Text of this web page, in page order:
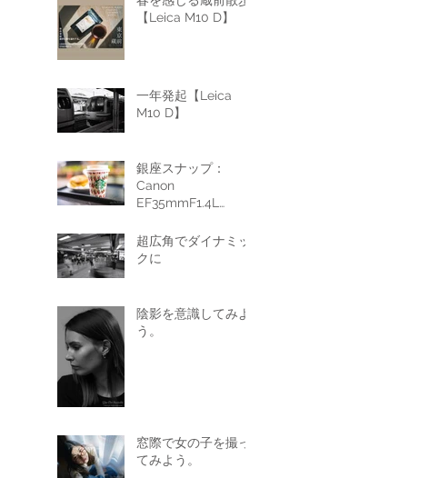
【Leica M10 D】
一年発起【Leica
M10 D】
銀座スナップ：
Canon
EF35mmF1.4L
超広角でダイナミッ
クに
陰影を意識してみよ
う。
窓際で女の子を撮っ
てみよう。